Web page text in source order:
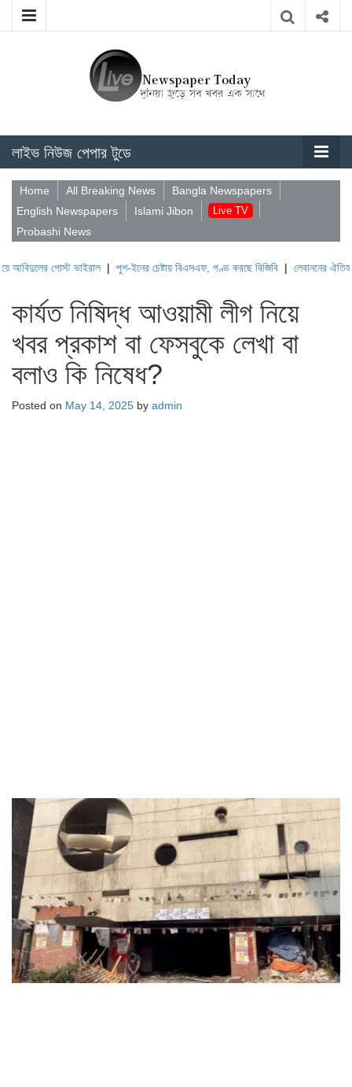
লাইভ নিউজ পেপার টুডে
Home All Breaking News
Bangla Newspapers
English Newspapers
Islami Jibon Live TV
Probashi News
ভাইরাল|পুশ-ইনের চেষ্টায় বিএসএফ, পণ্ড করছে বিজিবি|লেবাননের ঐতিহাসিক বউফোর্ট
কার্যত নিষিদ্ধ আওয়ামী লীগ নিয়ে
খবর প্রকাশ বা ফেসবুকে লেখা বা
বলাও কি নিষেধ?
Posted on May 14, 2025 by admin